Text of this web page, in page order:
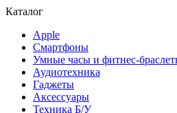
Каталог
Apple
Смартфоны
Умные часы и фитнес-
Аудиотехника
Гаджеты
Аксессуары
Техника Б/У